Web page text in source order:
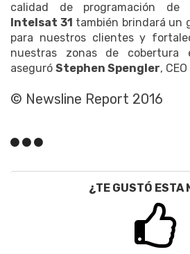
calidad de programación de
Intelsat 31 también brindará un
para nuestros clientes y
nuestras zonas de cobertura
aseguró Stephen Spengler,
© Newsline Report 2016
¿TE GUSTÓ ESTA